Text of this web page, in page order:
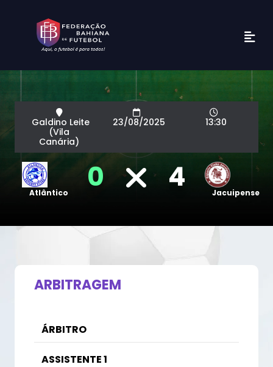
Galdino Leite
(Vila
Canária)
23/08/2025 13:30
Atlântico 0 4 Jacuipense
ARBITRAGEM
ÁRBITRO
ASSISTENTE 1